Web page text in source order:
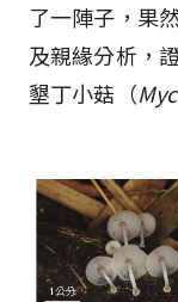
了一陣子，果
及親緣分析，
墾丁小菇（